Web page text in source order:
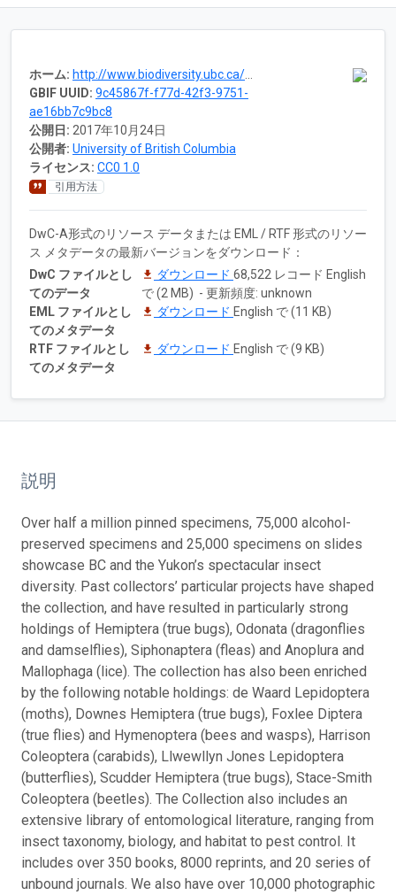
ホーム: http://www.biodiversity.ubc.ca/entomology_pictures/
GBIF UUID: 9c45867f-f77d-42f3-9751-
ae16bb7c9bc8
公開日: 2017年10月24日
公開者: University of British Columbia
ライセンス: CC0 1.0
引用方法
DwC-A形式のリソース データまたは EML / RTF 形式のリソー
ス メタデータの最新バージョンをダウンロード：
DwC ファイルとし
てのデータ
ダウンロード 68,522 レコード English
で (2 MB) - 更新頻度: unknown
EML ファイルとし
てのメタデータ
ダウンロード English で (11 KB)
RTF ファイルとし
てのメタデータ
ダウンロード English で (9 KB)
説明
Over half a million pinned specimens, 75,000 alcohol-
preserved specimens and 25,000 specimens on slides
showcase BC and the Yukon’s spectacular insect
diversity. Past collectors’ particular projects have shaped
the collection, and have resulted in particularly strong
holdings of Hemiptera (true bugs), Odonata (dragonflies
and damselflies), Siphonaptera (fleas) and Anoplura and
Mallophaga (lice). The collection has also been enriched
by the following notable holdings: de Waard Lepidoptera
(moths), Downes Hemiptera (true bugs), Foxlee Diptera
(true flies) and Hymenoptera (bees and wasps), Harrison
Coleoptera (carabids), Llwewllyn Jones Lepidoptera
(butterflies), Scudder Hemiptera (true bugs), Stace-Smith
Coleoptera (beetles). The Collection also includes an
extensive library of entomological literature, ranging from
insect taxonomy, biology, and habitat to pest control. It
includes over 350 books, 8000 reprints, and 20 series of
unbound journals. We also have over 10,000 photographic